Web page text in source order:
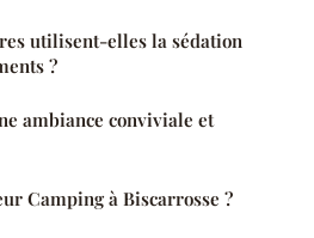
utilisent-elles la sédation
?
ambiance conviviale et
Camping à Biscarrosse ?